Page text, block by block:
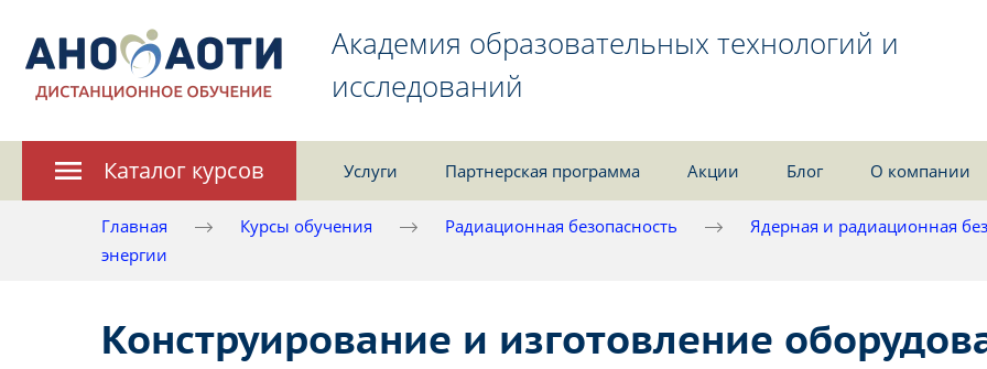
Академия образовательных технологий и
исследований
Каталог курсов Услуги Партнерская программа Акции Блог О компании
Главная Курсы обучения Радиационная безопасность
Ядерная и радиационная
энергии
Конструирование и изготовление